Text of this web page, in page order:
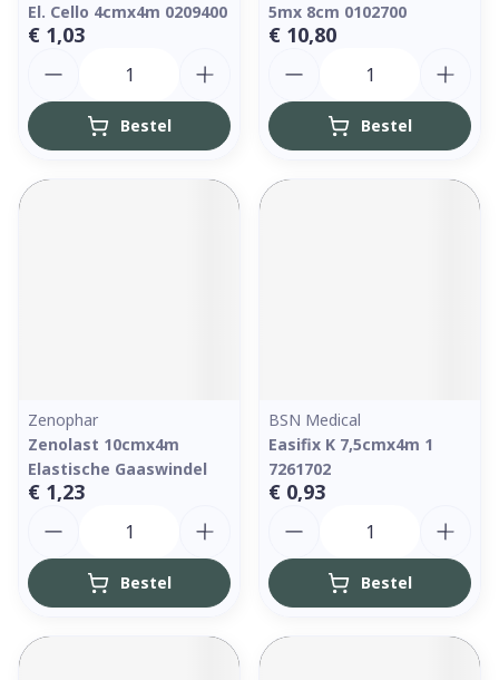
El. Cello 4cmx4m 0209400
€ 1,03
Bestel
5mx 8cm 0102700
€ 10,80
Bestel
Zenophar
Zenolast 10cmx4m
Elastische Gaaswindel
€ 1,23
Bestel
BSN Medical
Easifix K 7,5cmx4m 1
7261702
€ 0,93
Bestel